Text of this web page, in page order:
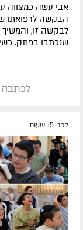
אבי עשה כמצווה
הבקשה לרפואתו
לבקשה זו, והמשיך
שנכתבו בפתק.
לכתבה
לפני 15 שעות